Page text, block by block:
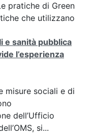
pratiche di Green
che utilizzano
e sanità pubblica
l’esperienza
misure sociali e di
dell’Ufficio
si...